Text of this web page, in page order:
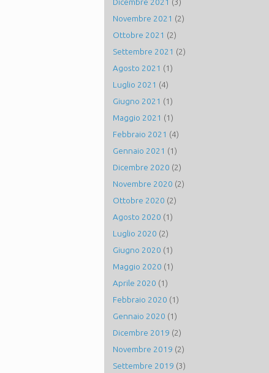
Novembre 2021 (2)
Ottobre 2021 (2)
Settembre 2021 (2)
Agosto 2021 (1)
Luglio 2021 (4)
Giugno 2021 (1)
Maggio 2021 (1)
Febbraio 2021 (4)
Gennaio 2021 (1)
Dicembre 2020 (2)
Novembre 2020 (2)
Ottobre 2020 (2)
Agosto 2020 (1)
Luglio 2020 (2)
Giugno 2020 (1)
Maggio 2020 (1)
Aprile 2020 (1)
Febbraio 2020 (1)
Gennaio 2020 (1)
Dicembre 2019 (2)
Novembre 2019 (2)
Settembre 2019 (3)